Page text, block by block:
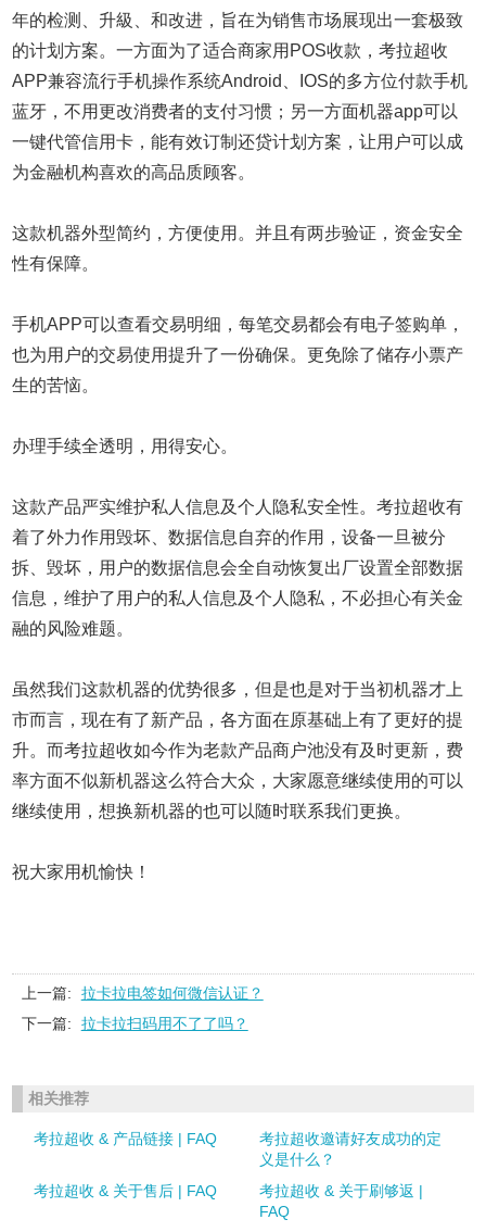
年的检测、升級、和改进，旨在为销售市场展现出一套极致
的计划方案。一方面为了适合商家用POS收款，考拉超收
APP兼容流行手机操作系统Android、IOS的多方位付款手机
蓝牙，不用更改消费者的支付习惯；另一方面机器app可以
一键代管信用卡，能有效订制还贷计划方案，让用户可以成
为金融机构喜欢的高品质顾客。
这款机器外型简约，方便使用。并且有两步验证，资金安全
性有保障。
手机APP可以查看交易明细，每笔交易都会有电子签购单，
也为用户的交易使用提升了一份确保。更免除了储存小票产
生的苦恼。
办理手续全透明，用得安心。
这款产品严实维护私人信息及个人隐私安全性。考拉超收有
着了外力作用毁坏、数据信息自弃的作用，设备一旦被分
拆、毁坏，用户的数据信息会全自动恢复出厂设置全部数据
信息，维护了用户的私人信息及个人隐私，不必担心有关金
融的风险难题。
虽然我们这款机器的优势很多，但是也是对于当初机器才上
市而言，现在有了新产品，各方面在原基础上有了更好的提
升。而考拉超收如今作为老款产品商户池没有及时更新，费
率方面不似新机器这么符合大众，大家愿意继续使用的可以
继续使用，想换新机器的也可以随时联系我们更换。
祝大家用机愉快！
上一篇:
拉卡拉电签如何微信认证？
下一篇:
拉卡拉扫码用不了了吗？
相关推荐
考拉超收 & 产品链接 | FAQ
考拉超收邀请好友成功的定
义是什么？
考拉超收 & 关于售后 | FAQ
考拉超收 & 关于刷够返 |
FAQ